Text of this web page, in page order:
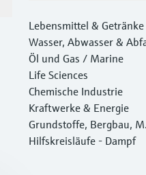
Lebensmittel & Getränke
Wasser, Abwasser &
Öl und Gas / Marine
Life Sciences
Chemische Industrie
Kraftwerke & Energie
Grundstoffe, Bergbau,
alle
Hilfskreisläufe - Dampf